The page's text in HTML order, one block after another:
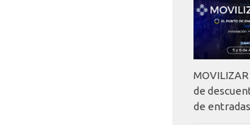
de
de entradas